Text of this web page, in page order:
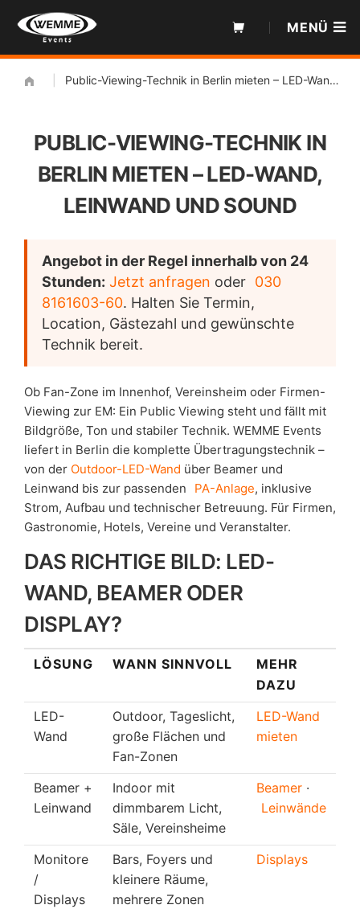
Inhalt
MENÜ
Public-Viewing-Technik in Berlin mieten – LED-Wand, Leinwand und Sound
PUBLIC-VIEWING-TECHNIK IN
BERLIN MIETEN – LED-WAND,
LEINWAND UND SOUND
Angebot in der Regel innerhalb von 24
Stunden: Jetzt anfragen oder 030
8161603-60. Halten Sie Termin,
Location, Gästezahl und gewünschte
Technik bereit.
Ob Fan-Zone im Innenhof, Vereinsheim oder Firmen-
Viewing zur EM: Ein Public Viewing steht und fällt mit
Bildgröße, Ton und stabiler Technik. WEMME Events
liefert in Berlin die komplette Übertragungstechnik –
von der Outdoor-LED-Wand über Beamer und
Leinwand bis zur passenden
PA-Anlage, inklusive
Strom, Aufbau und technischer Betreuung. Für Firmen,
Gastronomie, Hotels, Vereine und Veranstalter.
DAS RICHTIGE BILD: LED-
WAND, BEAMER ODER
DISPLAY?
LÖSUNG WANN SINNVOLL
MEHR
DAZU
LED-
Wand
Outdoor, Tageslicht,
große Flächen und
Fan-Zonen
LED-Wand
mieten
Beamer +
Leinwand
Indoor mit
dimmbarem Licht,
Säle, Vereinsheime
Beamer ·
Leinwände
Monitore
/
Displays
Bars, Foyers und
kleinere Räume,
mehrere Zonen
Displays